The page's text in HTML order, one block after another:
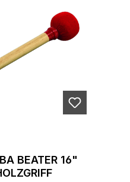
BEATER 16"